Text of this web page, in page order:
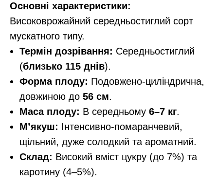
Основні характеристики:
Високоврожайний середньостиглий сорт
мускатного типу.
Термін дозрівання: Середньостиглий
(близько 115 днів).
Форма плоду: Подовжено-циліндрична,
довжиною до 56 см.
Маса плоду: В середньому 6–7 кг.
М’якуш: Інтенсивно-помаранчевий,
щільний, дуже солодкий та ароматний.
Склад: Високий вміст цукру (до 7%) та
каротину (4–5%).